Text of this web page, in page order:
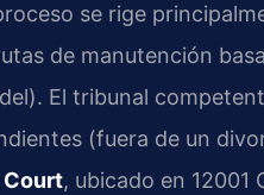
se rige
de manutención
El tribunal
(fuera de un
, ubicado en 12001